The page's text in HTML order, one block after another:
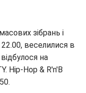
зібрань і
веселилися в
на
Hip-Hop & R'n'B